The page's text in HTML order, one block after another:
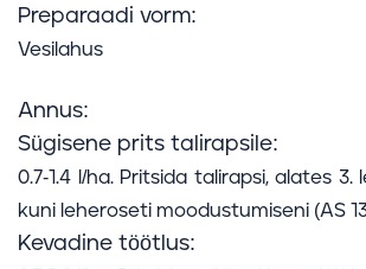
Preparaadi vorm:
Vesilahus
Annus:
Sügisene prits talirapsile:
0.7-1.4 l/ha. Pritsida talirapsi, alates
kuni leheroseti moodustumiseni (AS
Kevadine töötlus: